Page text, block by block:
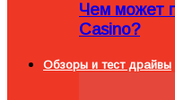
Чем может
Casino?
Обзоры и тест драйвы